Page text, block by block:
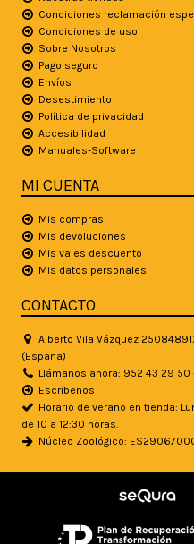
Condiciones reclamación
Condiciones de uso
Sobre Nosotros
Pago seguro
Envíos
Desestimiento
Política de privacidad
Accesibilidad
Manuales-Software
MI CUENTA
Mis compras
Mis devoluciones
Mis vales descuento
Mis datos personales
CONTACTO
Alberto Vila Vázquez
(España)
Llámanos ahora: 952 43 29 50 -
Escríbenos
Horario de verano en tienda:
de 10 a 12:30 horas.
Núcleo Zoológico: